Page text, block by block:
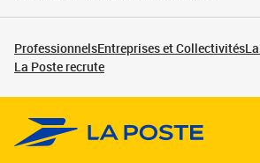
ProfessionnelsEntreprises et Collectivités
La Poste recrute